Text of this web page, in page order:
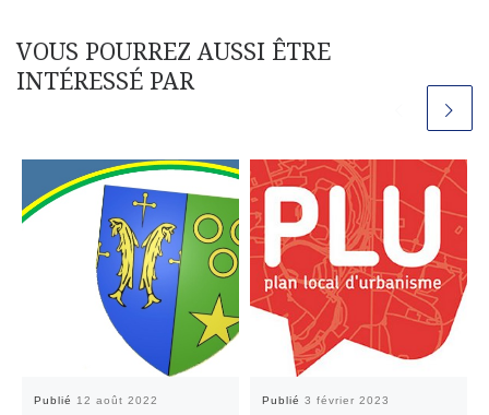
VOUS POURREZ AUSSI ÊTRE
INTÉRESSÉ PAR
Publié 12 août 2022 Publié 3 février 2023